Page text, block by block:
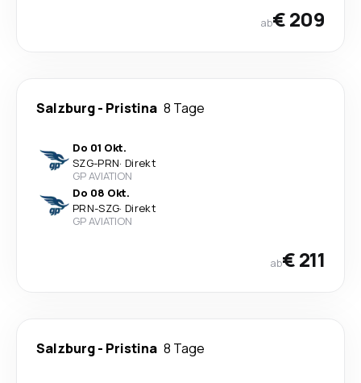
ab€ 209
Salzburg- Pristina 8 Tage
Do 01 Okt.
SZG-PRN· Direkt
GP AVIATION
Do 08 Okt.
PRN-SZG· Direkt
GP AVIATION
ab€ 211
Salzburg- Pristina 8 Tage